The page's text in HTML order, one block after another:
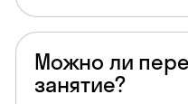
Можно ли
занятие?